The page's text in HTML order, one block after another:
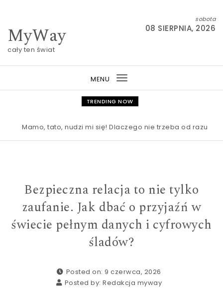
MyWay
cały ten świat
sobota
08 SIERPNIA, 2026
MENU
Toggle
navigation
TRENDING NOW
Mamo, tato, nudzi mi się! Dlaczego nie trzeba od razu
Bezpieczna relacja to nie tylko
zaufanie. Jak dbać o przyjaźń w
świecie pełnym danych i cyfrowych
śladów?
Posted on: 9 czerwca, 2026
Posted by: Redakcja myway